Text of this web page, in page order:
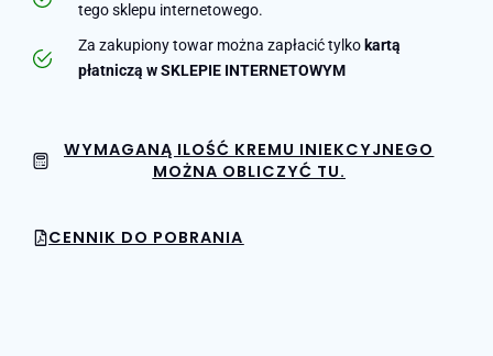
tego sklepu internetowego.
Za zakupiony towar można zapłacić tylko kartą
płatniczą w SKLEPIE INTERNETOWYM
WYMAGANĄ ILOŚĆ KREMU INIEKCYJNEGO
MOŻNA OBLICZYĆ TU.
CENNIK DO POBRANIA